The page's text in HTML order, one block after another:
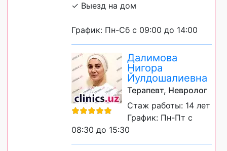
✓ Выезд на дом
График: Пн-Сб с 09:00 до 14:00
Далимова
Нигора
Йулдошалиевна
Терапевт, Невролог
Стаж работы: 14 лет
График: Пн-Пт с
08:30 до 15:30